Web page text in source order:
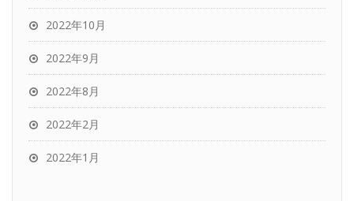
2022年10月
2022年9月
2022年8月
2022年2月
2022年1月